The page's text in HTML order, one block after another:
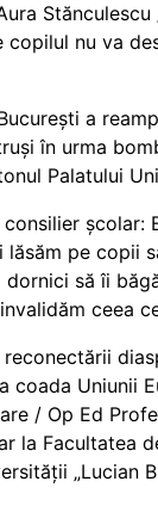
copilul nu va
a
în urma
Palatului
școlar:
lăsăm pe copii
dornici să îi
ceea
reconectării
coada Uniunii
/ Op Ed
la Facultatea
„Lucian